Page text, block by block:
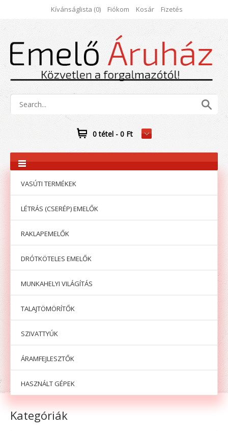
Kívánságlista (0) Fiókom Kosár Fizetés
0 tétel - 0 Ft
VASÚTI TERMÉKEK
LÉTRÁS (CSERÉP) EMELŐK
RAKLAPEMELŐK
DRÓTKÖTELES EMELŐK
MUNKAHELYI VILÁGÍTÁS
TALAJTÖMÖRÍTŐK
SZIVATTYÚK
ÁRAMFEJLESZTŐK
HASZNÁLT GÉPEK
Kategóriák